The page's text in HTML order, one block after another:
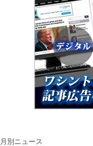
月別ニュース